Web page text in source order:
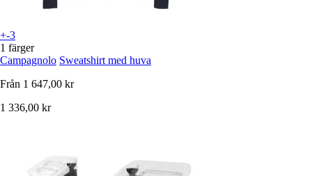
+-3
1 färger
Campagnolo Sweatshirt med huva
Från 1 647,00 kr
1 336,00 kr